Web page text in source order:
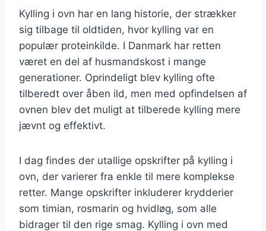
Kylling i ovn har en lang historie, der strækker
sig tilbage til oldtiden, hvor kylling var en
populær proteinkilde. I Danmark har retten
været en del af husmandskost i mange
generationer. Oprindeligt blev kylling ofte
tilberedt over åben ild, men med opfindelsen af
ovnen blev det muligt at tilberede kylling mere
jævnt og effektivt.
I dag findes der utallige opskrifter på kylling i
ovn, der varierer fra enkle til mere komplekse
retter. Mange opskrifter inkluderer krydderier
som timian, rosmarin og hvidløg, som alle
bidrager til den rige smag. Kylling i ovn med